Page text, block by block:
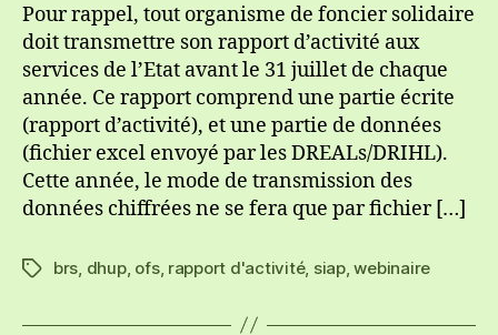
rapport
d’activité
2025
avec
la
DHUP
Pour rappel, tout organisme de foncier solidaire
doit transmettre son rapport d’activité aux
services de l’Etat avant le 31 juillet de chaque
année. Ce rapport comprend une partie écrite
(rapport d’activité), et une partie de données
(fichier excel envoyé par les DREALs/DRIHL).
Cette année, le mode de transmission des
données chiffrées ne se fera que par fichier […]
Étiquettes
brs dhup, ofs, rapport d'activité, siap,webinaire